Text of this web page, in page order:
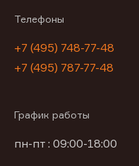
Телефоны
+7 (495) 748-77-48
+7 (495) 787-77-48
График работы
пн-пт : 09:00-18:00